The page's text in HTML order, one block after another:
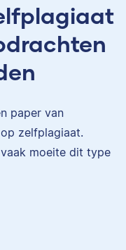
paper van
zelfplagiaat.
moeite dit type